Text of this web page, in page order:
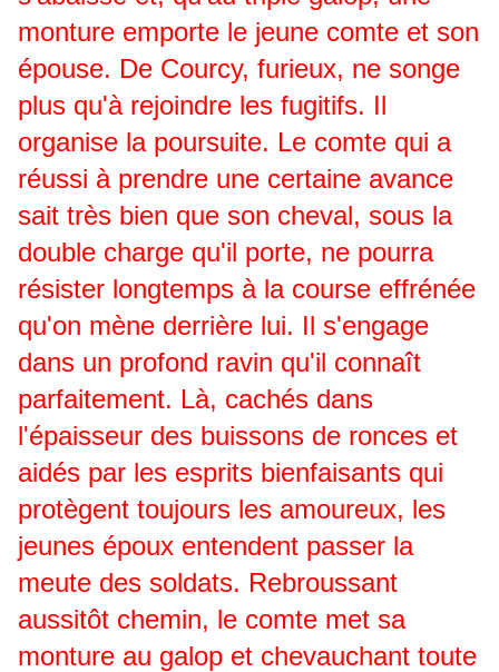
monture emporte le jeune comte et son
épouse. De Courcy, furieux, ne songe
plus qu'à rejoindre les fugitifs. Il
organise la poursuite. Le comte qui a
réussi à prendre une certaine avance
sait très bien que son cheval, sous la
double charge qu'il porte, ne pourra
résister longtemps à la course effrénée
qu'on mène derrière lui. Il s'engage
dans un profond ravin qu'il connaît
parfaitement. Là, cachés dans
l'épaisseur des buissons de ronces et
aidés par les esprits bienfaisants qui
protègent toujours les amoureux, les
jeunes époux entendent passer la
meute des soldats. Rebroussant
aussitôt chemin, le comte met sa
monture au galop et chevauchant toute